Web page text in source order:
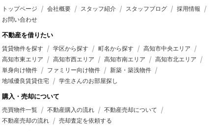
トップページ 会社概要 スタッフ紹介 スタッフブログ
採用情報
お問い合わせ
不動産を借りたい
賃貸物件を探す 学区から探す 町名から探す
高知市中央エリア
高知市東エリア
高知市西エリア 高知市南エリア
高知市北エリア
単身向け物件
ファミリー向け物件
新築・築浅物件
地域優良賃貸住宅
学生さんのお部屋探し
購入・売却について
売買物件一覧 不動産購入の流れ
不動産売却について
不動産売却の流れ
売却査定を依頼する